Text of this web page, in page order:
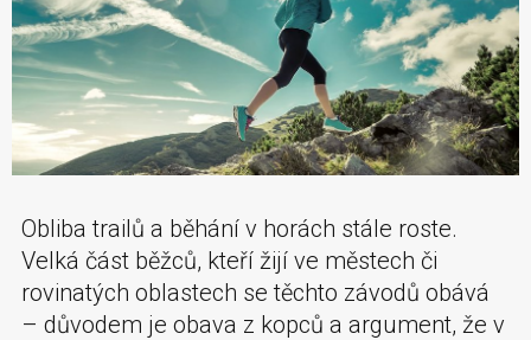
Obliba trailů a běhání v horách stále roste.
Velká část běžců, kteří žijí ve městech či
rovinatých oblastech se těchto závodů obává
– důvodem je obava z kopců a argument, že v